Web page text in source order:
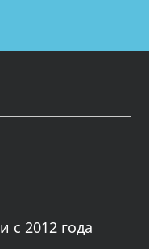
с 2012 года